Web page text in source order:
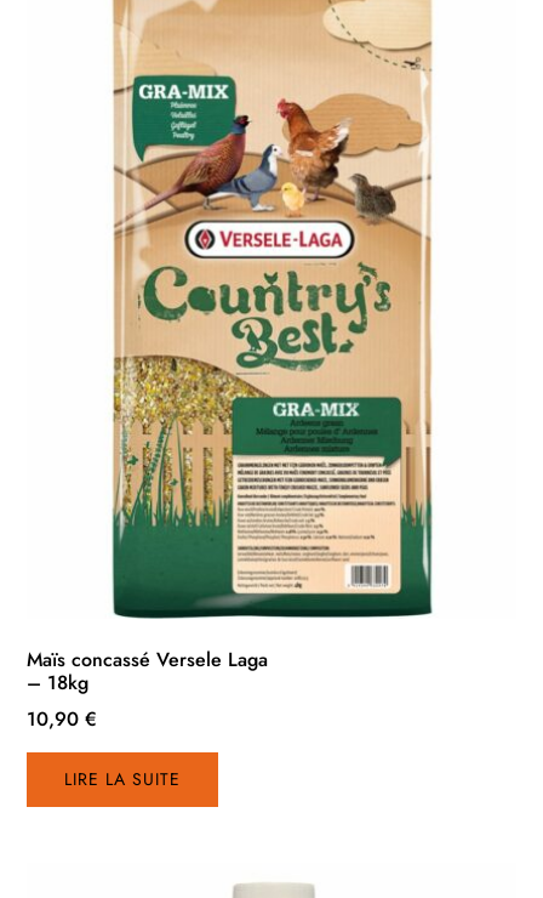
Maïs concassé Versele Laga
– 18kg
10,90€
LIRE LA SUITE